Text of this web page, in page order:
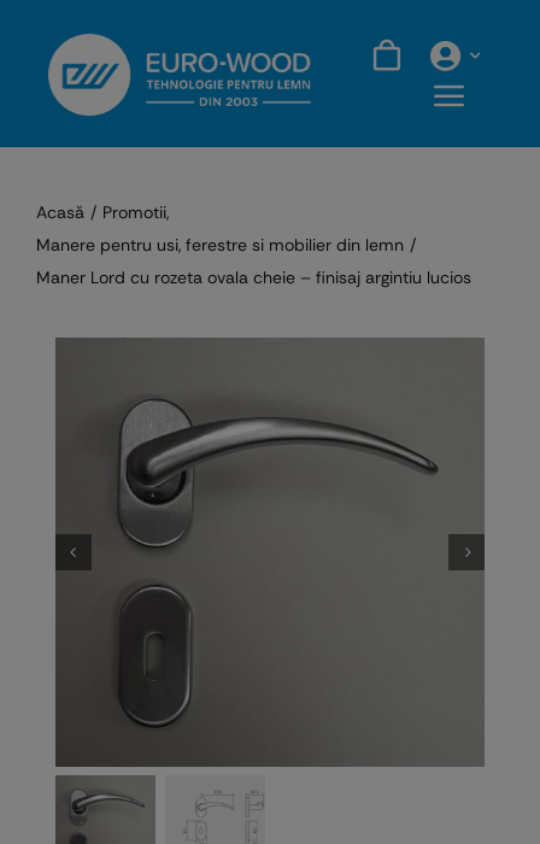
content
Acasă
Promotii
Manere pentru usi, ferestre si mobilier din lemn
Maner Lord cu rozeta ovala cheie – finisaj argintiu lucios